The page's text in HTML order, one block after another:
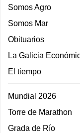
Somos Agro
Somos Mar
Obituarios
La Galicia
El tiempo
Mundial 2026
Torre de Marathon
Grada de Río